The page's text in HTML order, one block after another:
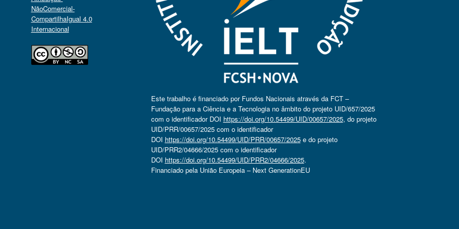
NãoComercial-
CompartilhaIgual 4.0
Internacional
Este trabalho é financiado por Fundos Nacionais através da FCT –
Fundação para a Ciência e a Tecnologia no âmbito do projeto UID/657/2025
com o identificador DOI https://doi.org/10.54499/UID/00657/2025, do projeto
UID/PRR/00657/2025 com o identificador
DOI https://doi.org/10.54499/UID/PRR/00657/2025e do projeto
UID/PRR2/04666/2025 com o identificador
DOI https://doi.org/10.54499/UID/PRR2/04666/2025.
Financiado pela União Europeia – Next GenerationEU